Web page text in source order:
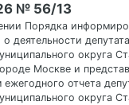
№ 56/13
Порядка
о деятельности
округа
Москве и
ежегодного отчета
округа